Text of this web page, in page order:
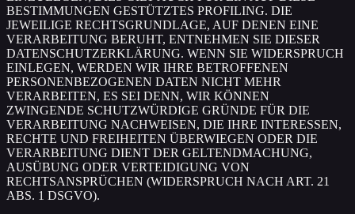
BESTIMMUNGEN GESTÜTZTES PROFILING. DIE
JEWEILIGE RECHTSGRUNDLAGE, AUF DENEN EINE
VERARBEITUNG BERUHT, ENTNEHMEN SIE DIESER
DATENSCHUTZERKLÄRUNG. WENN SIE WIDERSPRUCH
EINLEGEN, WERDEN WIR IHRE BETROFFENEN
PERSONENBEZOGENEN DATEN NICHT MEHR
VERARBEITEN, ES SEI DENN, WIR KÖNNEN
ZWINGENDE SCHUTZWÜRDIGE GRÜNDE FÜR DIE
VERARBEITUNG NACHWEISEN, DIE IHRE INTERESSEN,
RECHTE UND FREIHEITEN ÜBERWIEGEN ODER DIE
VERARBEITUNG DIENT DER GELTENDMACHUNG,
AUSÜBUNG ODER VERTEIDIGUNG VON
RECHTSANSPRÜCHEN (WIDERSPRUCH NACH ART. 21
ABS. 1 DSGVO).